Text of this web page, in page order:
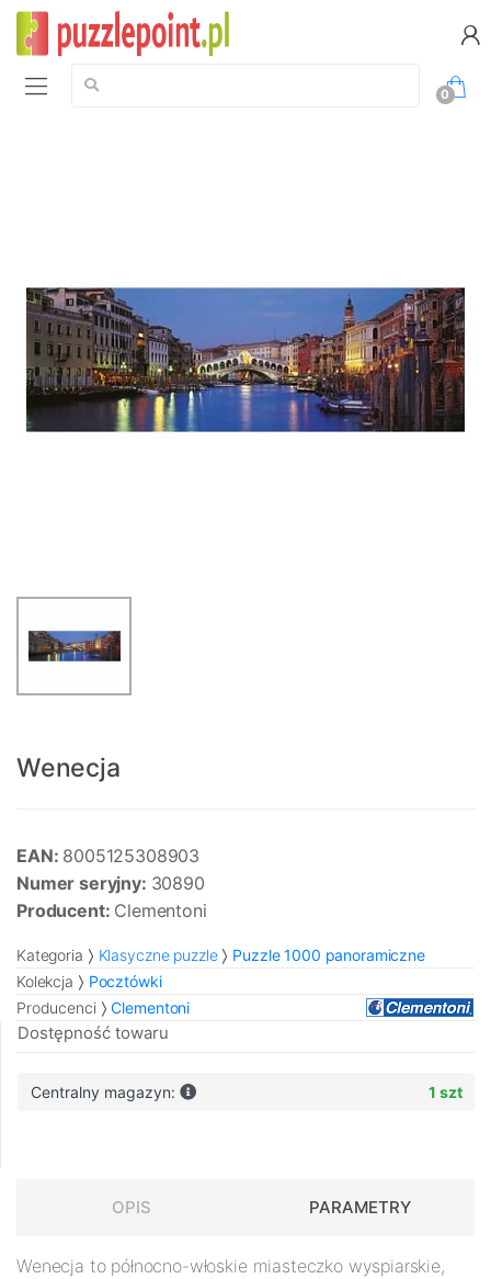
Szukaj:
0
Wenecja
EAN: 8005125308903
Numer seryjny: 30890
Producent: Clementoni
Kategoria Klasyczne puzzle
Puzzle 1000 panoramiczne
Kolekcja
Pocztówki
Producenci
Clementoni
Dostępność towaru
Centralny magazyn: 1 szt
OPIS PARAMETRY
Wenecja to północno-włoskie miasteczko wyspiarskie,